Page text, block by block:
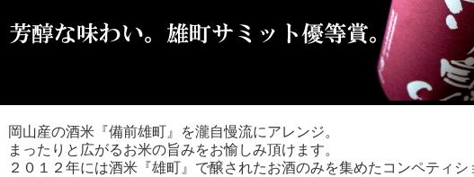
岡山産の酒米『備前雄町』を瀧自慢流にアレンジ。
まったりと広がるお米の旨みをお愉しみ頂けます。
２０１２年には酒米『雄町』で醸されたお酒のみを集めたコンペティシ